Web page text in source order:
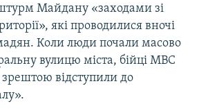
штурм Майдану «заходами зі
які проводилися вночі
Коли люди почали масово
вулицю міста, бійці МВС
зрештою відступили до